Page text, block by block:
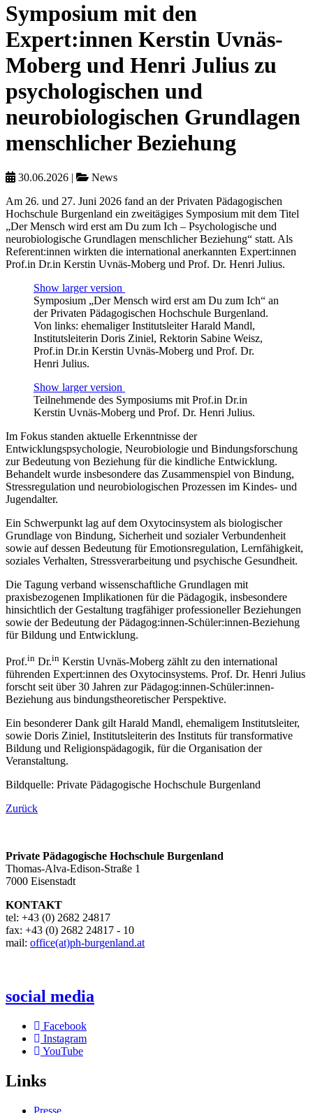
Symposium mit den
Expert:innen Kerstin Uvnäs-
Moberg und Henri Julius zu
psychologischen und
neurobiologischen Grundlagen
menschlicher Beziehung
30.06.2026 |
News
Am 26. und 27. Juni 2026 fand an der Privaten Pädagogischen
Hochschule Burgenland ein zweitägiges Symposium mit dem Titel
„Der Mensch wird erst am Du zum Ich – Psychologische und
neurobiologische Grundlagen menschlicher Beziehung“ statt. Als
Referent:innen wirkten die international anerkannten Expert:innen
Prof.in Dr.in Kerstin Uvnäs-Moberg und Prof. Dr. Henri Julius.
Show larger version
Symposium „Der Mensch wird erst am Du zum Ich“ an
der Privaten Pädagogischen Hochschule Burgenland.
Von links: ehemaliger Institutsleiter Harald Mandl,
Institutsleiterin Doris Ziniel, Rektorin Sabine Weisz,
Prof.in Dr.in Kerstin Uvnäs-Moberg und Prof. Dr.
Henri Julius.
Show larger version
Teilnehmende des Symposiums mit Prof.in Dr.in
Kerstin Uvnäs-Moberg und Prof. Dr. Henri Julius.
Im Fokus standen aktuelle Erkenntnisse der
Entwicklungspsychologie, Neurobiologie und Bindungsforschung
zur Bedeutung von Beziehung für die kindliche Entwicklung.
Behandelt wurde insbesondere das Zusammenspiel von Bindung,
Stressregulation und neurobiologischen Prozessen im Kindes- und
Jugendalter.
Ein Schwerpunkt lag auf dem Oxytocinsystem als biologischer
Grundlage von Bindung, Sicherheit und sozialer Verbundenheit
sowie auf dessen Bedeutung für Emotionsregulation, Lernfähigkeit,
soziales Verhalten, Stressverarbeitung und psychische Gesundheit.
Die Tagung verband wissenschaftliche Grundlagen mit
praxisbezogenen Implikationen für die Pädagogik, insbesondere
hinsichtlich der Gestaltung tragfähiger professioneller Beziehungen
sowie der Bedeutung der Pädagog:innen-Schüler:innen-Beziehung
für Bildung und Entwicklung.
Prof.in Dr.in Kerstin Uvnäs-Moberg zählt zu den international
führenden Expert:innen des Oxytocinsystems. Prof. Dr. Henri Julius
forscht seit über 30 Jahren zur Pädagog:innen-Schüler:innen-
Beziehung aus bindungstheoretischer Perspektive.
Ein besonderer Dank gilt Harald Mandl, ehemaligem Institutsleiter,
sowie Doris Ziniel, Institutsleiterin des Instituts für transformative
Bildung und Religionspädagogik, für die Organisation der
Veranstaltung.
Bildquelle: Private Pädagogische Hochschule Burgenland
Zurück
Private Pädagogische Hochschule Burgenland
Thomas-Alva-Edison-Straße 1
7000 Eisenstadt
KONTAKT
tel: +43 (0) 2682 24817
fax: +43 (0) 2682 24817 - 10
mail: office(at)ph-burgenland.at
social media
Facebook
Instagram
YouTube
Links
Presse